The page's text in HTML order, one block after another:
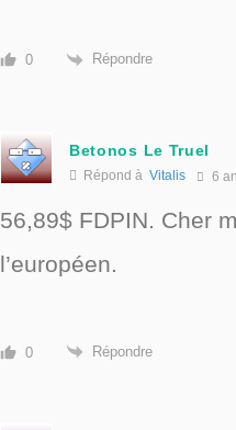
0 Répondre
Betonos Le Truel
Répond à Vitalis 6
56,89$ FDPIN. Cher
l’européen.
0 Répondre